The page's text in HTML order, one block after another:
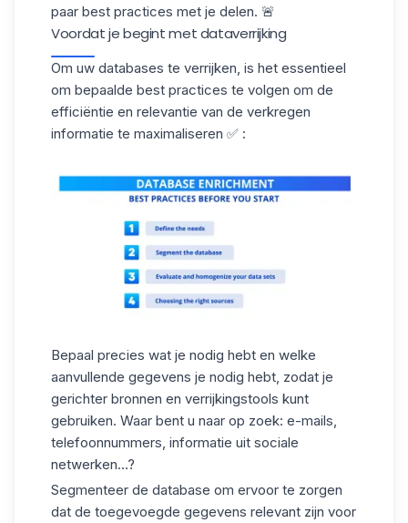
paar best practices met je delen. 🚨
Voordat je begint met dataverrijking
Om uw databases te verrijken, is het essentieel
om bepaalde best practices te volgen om de
efficiëntie en relevantie van de verkregen
informatie te maximaliseren ✅ :
Bepaal precies wat je nodig hebt en welke
aanvullende gegevens je nodig hebt, zodat je
gerichter bronnen en verrijkingstools kunt
gebruiken. Waar bent u naar op zoek: e-mails,
telefoonnummers, informatie uit sociale
netwerken...?
Segmenteer de database om ervoor te zorgen
dat de toegevoegde gegevens relevant zijn voor